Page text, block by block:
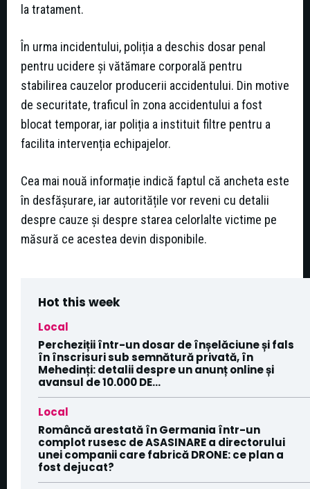
la tratament.
În urma incidentului, poliția a deschis dosar penal
pentru ucidere și vătămare corporală pentru
stabilirea cauzelor producerii accidentului. Din motive
de securitate, traficul în zona accidentului a fost
blocat temporar, iar poliția a instituit filtre pentru a
facilita intervenția echipajelor.
Cea mai nouă informație indică faptul că ancheta este
în desfășurare, iar autoritățile vor reveni cu detalii
despre cauze și despre starea celorlalte victime pe
măsură ce acestea devin disponibile.
Hot this week
Local
Percheziții într-un dosar de înșelăciune și fals
în înscrisuri sub semnătură privată, în
Mehedinți: detalii despre un anunț online și
avansul de 10.000 DE...
Local
Româncă arestată în Germania într-un
complot rusesc de ASASINARE a directorului
unei companii care fabrică DRONE: ce plan a
fost dejucat?